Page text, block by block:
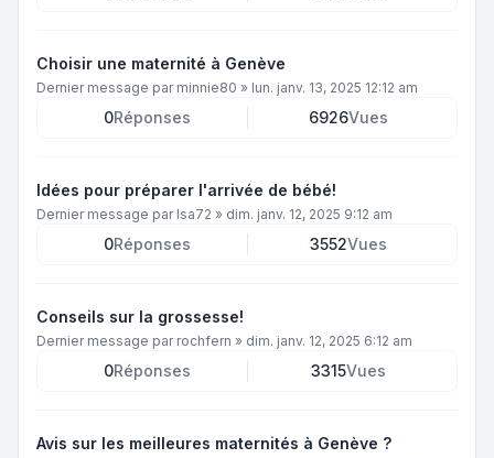
Choisir une maternité à Genève
Dernier message par minnie80 » lun. janv. 13, 2025 12:12 am
0Réponses 6926Vues
Idées pour préparer l'arrivée de bébé!
Dernier message par Isa72 » dim. janv. 12, 2025 9:12 am
0Réponses 3552Vues
Conseils sur la grossesse!
Dernier message par rochfern » dim. janv. 12, 2025 6:12 am
0Réponses 3315Vues
Avis sur les meilleures maternités à Genève ?